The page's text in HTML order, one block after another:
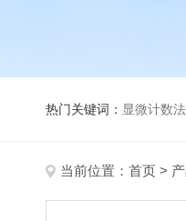
热门关键词： 显微计数法不溶
当前位置： 首页 >